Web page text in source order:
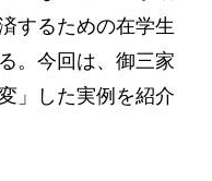
するための在学生
。今回は、御三家
」した実例を紹介